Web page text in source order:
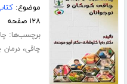
موضوع:
۱۲۸ صفحه
برچسب‌ها:
چاقی،درمان